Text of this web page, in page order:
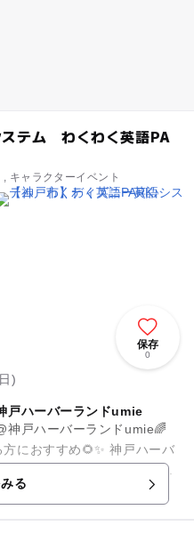
ステム わくわく英語PA
キャラクターイベント
保存
0
)
戸ハーバーランドumie
神戸ハーバーランドumie🌈
すめ🌻✨ 神戸ハーバ
語イベントを開催します♪...
る